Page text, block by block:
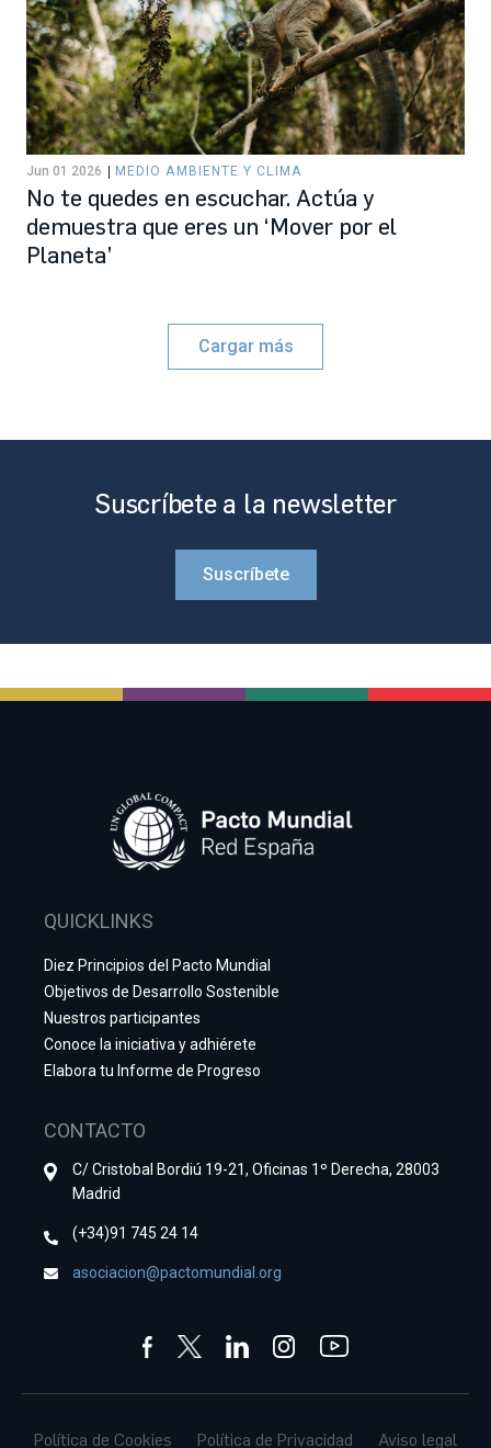
Jun 01 2026 MEDIO AMBIENTE Y CLIMA
No te quedes en escuchar. Actúa y
demuestra que eres un ‘Mover por el
Planeta’
Cargar más
Suscríbete a la newsletter
Suscríbete
QUICKLINKS
Diez Principios del Pacto Mundial
Objetivos de Desarrollo Sostenible
Nuestros participantes
Conoce la iniciativa y adhiérete
Elabora tu Informe de Progreso
CONTACTO
C/ Cristobal Bordiú 19-21, Oficinas 1º Derecha, 28003
Madrid
(+34)91 745 24 14
asociacion@pactomundial.org
Política de Cookies Política de Privacidad Aviso legal